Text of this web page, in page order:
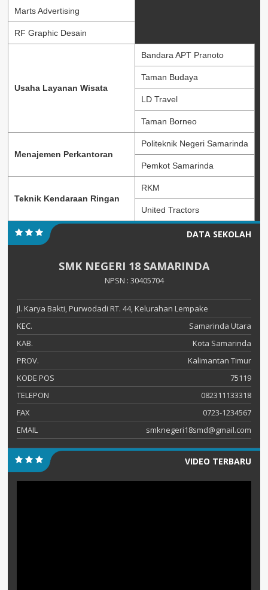
Marts Advertising
RF Graphic Desain
Usaha Layanan Wisata
Bandara APT Pranoto
Taman Budaya
LD Travel
Taman Borneo
Menajemen Perkantoran
Politeknik Negeri Samarinda
Pemkot Samarinda
Teknik Kendaraan Ringan
RKM
United Tractors
DATA SEKOLAH
SMK NEGERI 18 SAMARINDA
NPSN : 30405704
Jl. Karya Bakti, Purwodadi RT. 44, Kelurahan Lempake
KEC.
Samarinda Utara
KAB.
Kota Samarinda
PROV.
Kalimantan Timur
KODE POS
75119
TELEPON
082311133318
FAX
0723-1234567
EMAIL
smknegeri18smd@gmail.com
VIDEO TERBARU